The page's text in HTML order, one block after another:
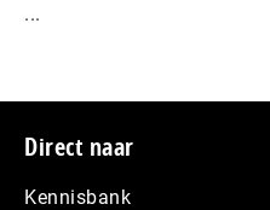
...
Footer
Direct naar
Kennisbank